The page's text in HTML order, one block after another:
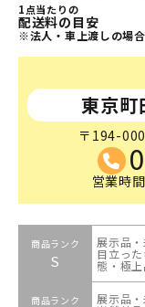
1点当たりの
配送料の目安
※法人・車上渡しの場合
東京
〒194-
営業時
商品ランク
S
展示品
目立っ
態・極上
商品ランク 展示品